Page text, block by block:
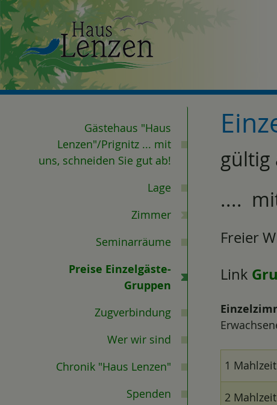
u
n
h
Gästehaus "Haus
Lenzen"/Prignitz ... mit
uns, schneiden Sie gut ab!
Lage
Zimmer
Seminarräume
Preise Einzelgäste-
Gruppen
Zugverbindung
Wer wir sind
Chronik "Haus Lenzen"
Spenden
gültig
....
Freier
Link
1 Mahlzeit
2